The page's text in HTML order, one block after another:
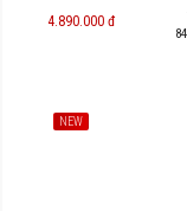
4.890.000 đ
NEW